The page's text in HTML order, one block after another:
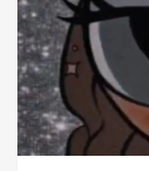
Receitas